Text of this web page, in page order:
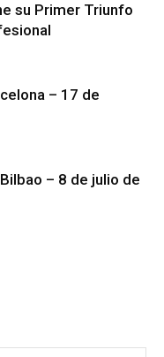
su Primer Triunfo
– 17 de
– 8 de julio de